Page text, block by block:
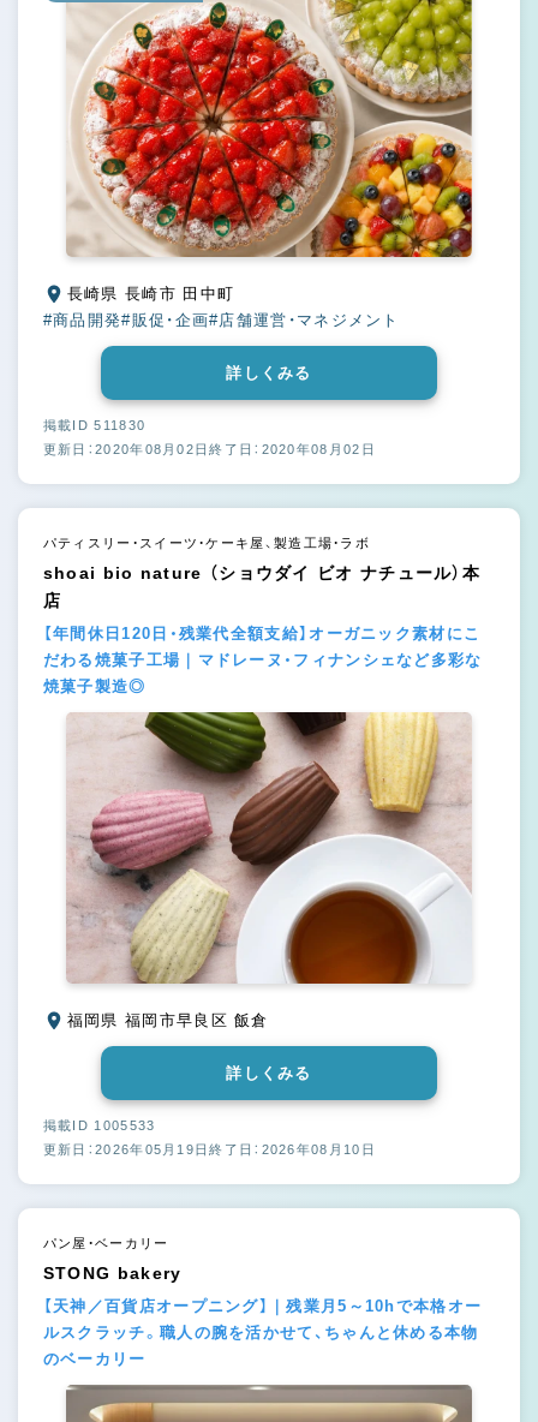
長崎県 長崎市 田中町
#商品開発#販促・企画#店舗運営・マネジメント
詳しくみる
掲載ID 511830
更新日：2020年08月02日終了日：2020年08月02日
パティスリー・スイーツ・ケーキ屋、製造工場・ラボ
shoai bio nature （ショウダイ ビオ ナチュール）本
店
【年間休日120日・残業代全額支給】オーガニック素材にこ
だわる焼菓子工場｜マドレーヌ・フィナンシェなど多彩な
焼菓子製造◎
福岡県 福岡市早良区 飯倉
詳しくみる
掲載ID 1005533
更新日：2026年05月19日終了日：2026年08月10日
パン屋・ベーカリー
STONG bakery
【天神／百貨店オープニング】｜残業月5～10hで本格オー
ルスクラッチ。職人の腕を活かせて、ちゃんと休める本物
のベーカリー